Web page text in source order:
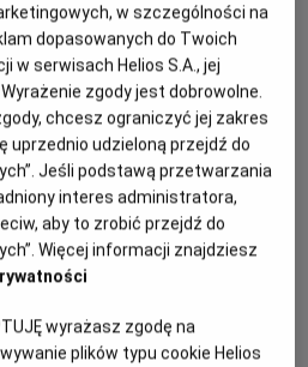
Gatunek
Horror / Komedia
Od
Kraj
i
rok
produkcji
USA
SZCZEGÓŁÓW
підлітків все ще продовжується.
w szczególności na
dopasowanych do Twoich
w serwisach Helios S.A., jej
zgody jest dobrowolne.
chcesz ograniczyć jej zakres
uprzednio udzieloną przejdź do
Jeśli podstawą przetwarzania
interes administratora,
aby to zrobić przejdź do
Więcej informacji znajdziesz
wyrażasz zgodę na
plików typu cookie Helios